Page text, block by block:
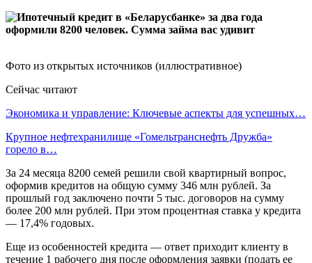
Фото из открытых источников (иллюстративное)
Сейчас читают
Экономика и управление: Ключевые аспекты для успешных…
Крупное нефтехранилище «Гомельтранснефть Дружба»
горело в…
За 24 месяца 8200 семей решили свой квартирный вопрос,
оформив кредитов на общую сумму 346 млн рублей. За
прошлый год заключено почти 5 тыс. договоров на сумму
более 200 млн рублей. При этом процентная ставка у кредита
— 17,4% годовых.
Еще из особенностей кредита — ответ приходит клиенту в
течение 1 рабочего дня после оформления заявки (подать ее